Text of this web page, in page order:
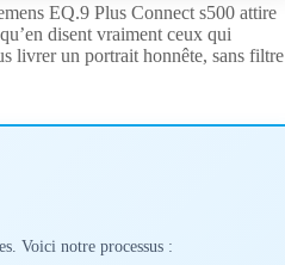
EQ.9 Plus Connect s500 attire
disent vraiment ceux qui
livrer un portrait honnête, sans filtre
Voici notre processus :